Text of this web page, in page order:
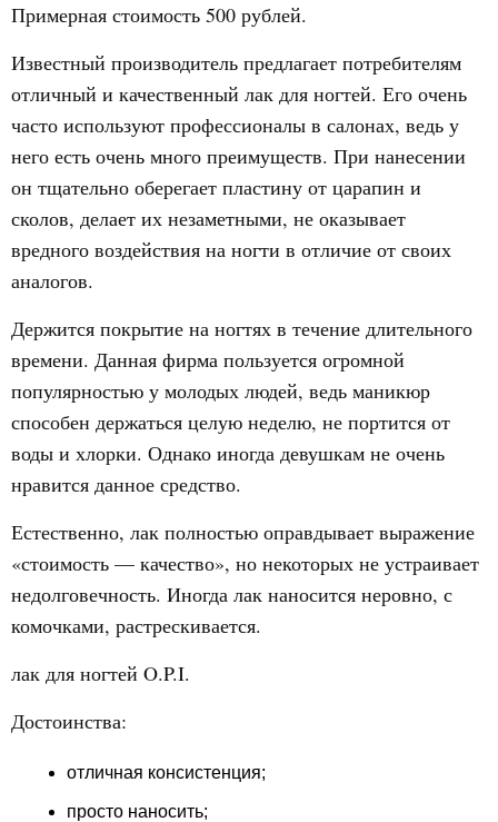
Примерная стоимость 500 рублей.
Известный производитель предлагает потребителям
отличный и качественный лак для ногтей. Его очень
часто используют профессионалы в салонах, ведь у
него есть очень много преимуществ. При нанесении
он тщательно оберегает пластину от царапин и
сколов, делает их незаметными, не оказывает
вредного воздействия на ногти в отличие от своих
аналогов.
Держится покрытие на ногтях в течение длительного
времени. Данная фирма пользуется огромной
популярностью у молодых людей, ведь маникюр
способен держаться целую неделю, не портится от
воды и хлорки. Однако иногда девушкам не очень
нравится данное средство.
Естественно, лак полностью оправдывает выражение
«стоимость — качество», но некоторых не устраивает
недолговечность. Иногда лак наносится неровно, с
комочками, растрескивается.
лак для ногтей O.P.I.
Достоинства:
отличная консистенция;
просто наносить;